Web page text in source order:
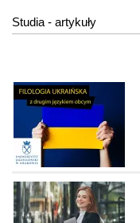
Studia - artykuły